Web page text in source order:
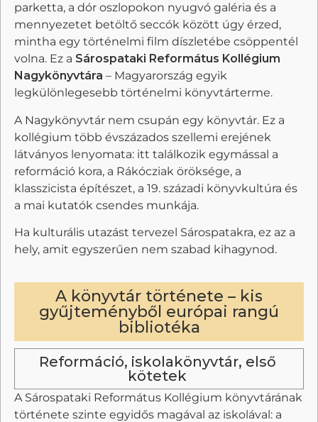
parketta, a dór oszlopokon nyugvó galéria és a
mennyezetet betöltő seccók között úgy érzed,
mintha egy történelmi film díszletébe csöppentél
volna. Ez a Sárospataki Református Kollégium
Nagykönyvtára – Magyarország egyik
legkülönlegesebb történelmi könyvtárterme.
A Nagykönyvtár nem csupán egy könyvtár. Ez a
kollégium több évszázados szellemi erejének
látványos lenyomata: itt találkozik egymással a
reformáció kora, a Rákócziak öröksége, a
klasszicista építészet, a 19. századi könyvkultúra és
a mai kutatók csendes munkája.
Ha kulturális utazást tervezel Sárospatakra, ez az a
hely, amit egyszerűen nem szabad kihagynod.
A könyvtár története – kis
gyűjteményből európai rangú
bibliotéka
Reformáció, iskolakönyvtár, első
kötetek
A Sárospataki Református Kollégium könyvtárának
története szinte egyidős magával az iskolával: a